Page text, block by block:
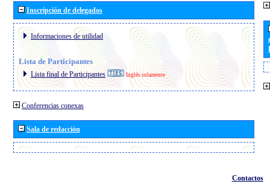
Inscripción de delegados
Informaciones de utilidad
Lista de Participantes
Lista final de Participantes Inglés solamente
Conferencias conexas
Sala de redacción
Contactos